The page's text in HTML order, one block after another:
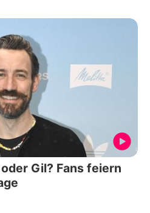
Gil? Fans feiern